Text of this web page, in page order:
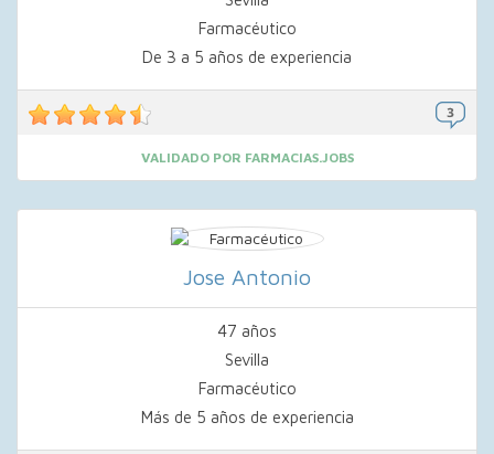
Farmacéutico
De 3 a 5 años de experiencia
VALIDADO POR FARMACIAS.JOBS
Jose Antonio
47 años
Sevilla
Farmacéutico
Más de 5 años de experiencia